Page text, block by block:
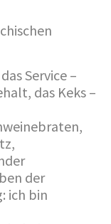
Service –
das Keks –
der
ich bin